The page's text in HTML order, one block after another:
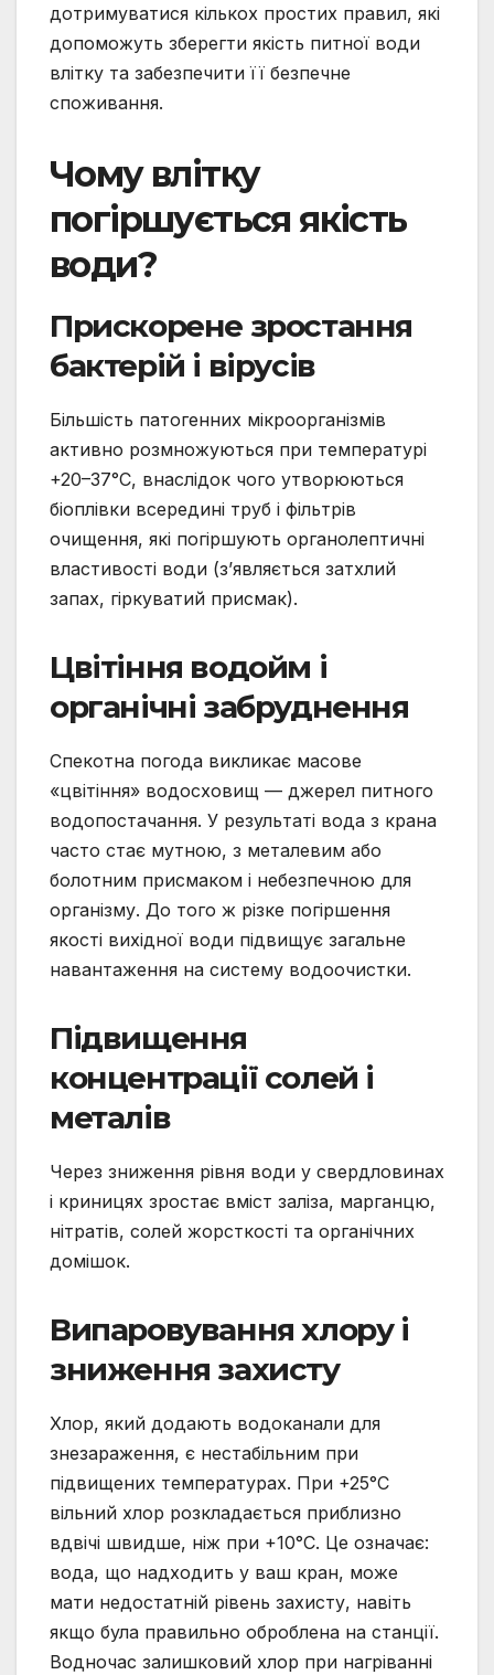
дотримуватися кількох простих правил, які
допоможуть зберегти якість питної води
влітку та забезпечити її безпечне
споживання.
Чому влітку
погіршується якість
води?
Прискорене зростання
бактерій і вірусів
Більшість патогенних мікроорганізмів
активно розмножуються при температурі
+20–37°C, внаслідок чого утворюються
біоплівки всередині труб і фільтрів
очищення, які погіршують органолептичні
властивості води (з’являється затхлий
запах, гіркуватий присмак).
Цвітіння водойм і
органічні забруднення
Спекотна погода викликає масове
«цвітіння» водосховищ — джерел питного
водопостачання. У результаті вода з крана
часто стає мутною, з металевим або
болотним присмаком і небезпечною для
організму. До того ж різке погіршення
якості вихідної води підвищує загальне
навантаження на систему водоочистки.
Підвищення
концентрації солей і
металів
Через зниження рівня води у свердловинах
і криницях зростає вміст заліза, марганцю,
нітратів, солей жорсткості та органічних
домішок.
Випаровування хлору і
зниження захисту
Хлор, який додають водоканали для
знезараження, є нестабільним при
підвищених температурах. При +25°C
вільний хлор розкладається приблизно
вдвічі швидше, ніж при +10°C. Це означає:
вода, що надходить у ваш кран, може
мати недостатній рівень захисту, навіть
якщо була правильно оброблена на станції.
Водночас залишковий хлор при нагріванні